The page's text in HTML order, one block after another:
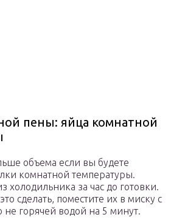
пены: яйца комнатной
объема если вы будете
комнатной температуры.
холодильника за час до готовки.
сделать, поместите их в миску с
не горячей водой на 5 минут.